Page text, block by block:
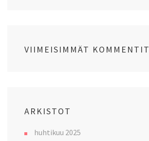
VIIMEISIMMÄT KOMMENTIT
ARKISTOT
huhtikuu 2025